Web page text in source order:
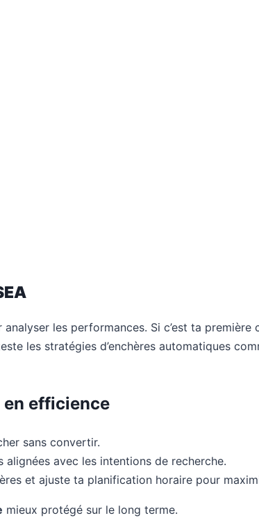
les performances. Si c’est ta première
les stratégies d’enchères automatiques
efficience
sans convertir.
alignées avec les intentions de recherche.
et ajuste ta planification horaire pour
mieux protégé sur le long terme.